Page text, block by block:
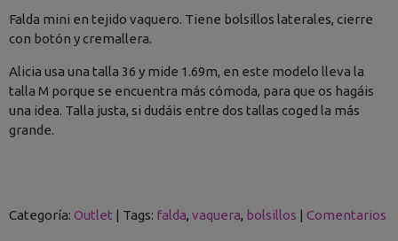
Falda mini en tejido vaquero. Tiene bolsillos laterales, cierre
con botón y cremallera.
Alicia usa una talla 36 y mide 1.69m, en este modelo lleva la
talla M porque se encuentra más cómoda, para que os hagáis
una idea. Talla justa, si dudáis entre dos tallas coged la más
grande.
Categoría: Outlet | Tags: falda vaquera bolsillos | Comentarios